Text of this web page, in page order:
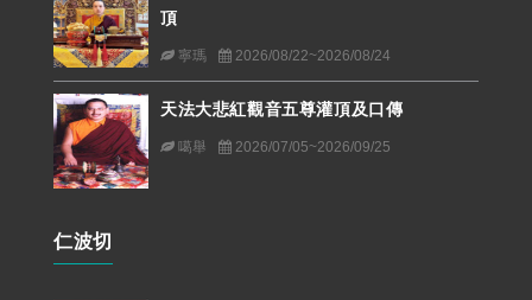
頂
寧瑪 2026/08/22~2026/08/24
天法大悲紅觀音五尊灌頂及口傳
噶舉 2026/07/05~2026/09/25
仁波切